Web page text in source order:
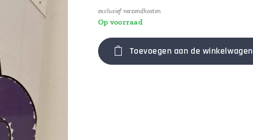
exclusief verzendkosten
Op voorraad
Toevoegen aan de winkelwagen